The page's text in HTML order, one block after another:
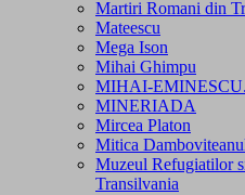
Martiri Romani din
Mateescu
Mega Ison
Mihai Ghimpu
MIHAI-
MINERIADA
Mircea Platon
Mitica
Muzeul Refugiatilor
Transilvania